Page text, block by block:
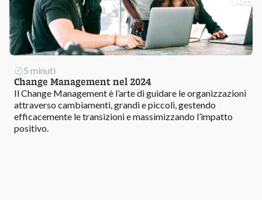
5 minuti
Change Management nel 2024
Il Change Management è l’arte di guidare le organizzazioni
attraverso cambiamenti, grandi e piccoli, gestendo
efficacemente le transizioni e massimizzando l’impatto
positivo.